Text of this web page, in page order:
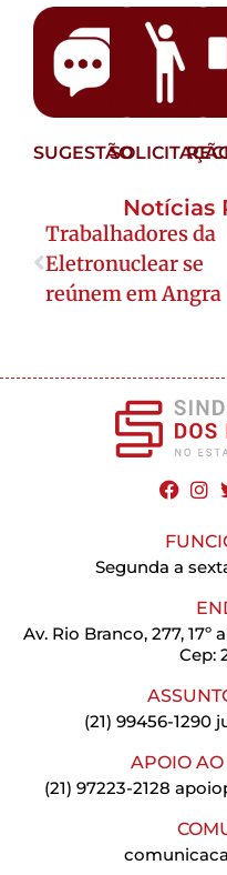
SUGESTÃO
Notícias
Trabalhadores da
Eletronuclear se
reúnem em Angra
Segunda a
Av. Rio Branco, 277,
Cep:
(21) 99456-1290
APOIO
(21) 97223-2128